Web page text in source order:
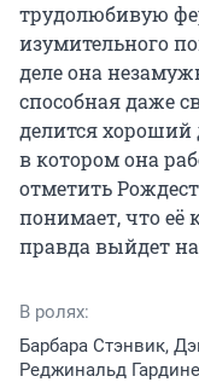
трудолюбивую
изумительного
деле она
способная даже
делится хороший
в котором она
отметить
понимает, что её
правда выйдет
В ролях:
Барбара Стэнвик,
Реджинальд